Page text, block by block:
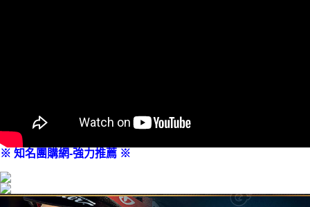
※ 知名團購網-強力推薦 ※